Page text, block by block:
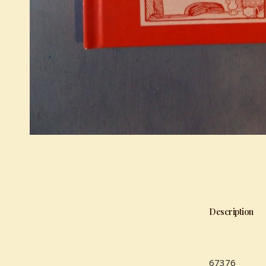
Description
67376